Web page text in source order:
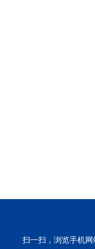
扫一扫，浏览手机网